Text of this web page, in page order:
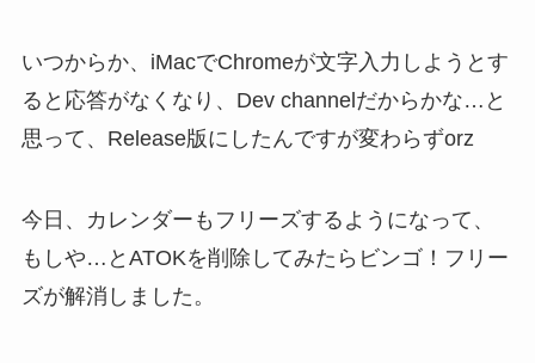
いつからか、iMacでChromeが文字入力しようとす
ると応答がなくなり、Dev channelだからかな…と
思って、Release版にしたんですが変わらずorz
今日、カレンダーもフリーズするようになって、
もしや…とATOKを削除してみたらビンゴ！フリー
ズが解消しました。